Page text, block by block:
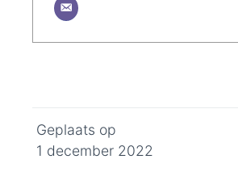
Geplaats op
1 december 2022